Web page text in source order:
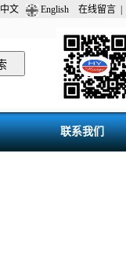
中文 English 在线留言
联系我们